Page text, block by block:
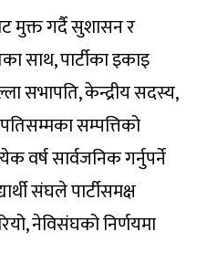
मुक्त गर्दै सुशासन र
साथ, पार्टीका इकाइ
सभापति, केन्द्रीय सदस्य,
सम्पत्तिको
वर्ष सार्वजनिक गर्नुपर्ने
संघले पार्टीसमक्ष
नेविसंघको निर्णयमा